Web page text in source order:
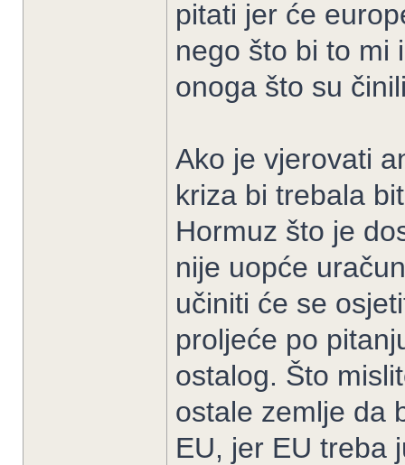
pitati jer će
nego što bi to mi
onoga što su
Ako je vjerovati
kriza bi trebala
Hormuz što je
nije uopće
učiniti će se
proljeće po
ostalog. Što
ostale zemlje da
EU, jer EU treba